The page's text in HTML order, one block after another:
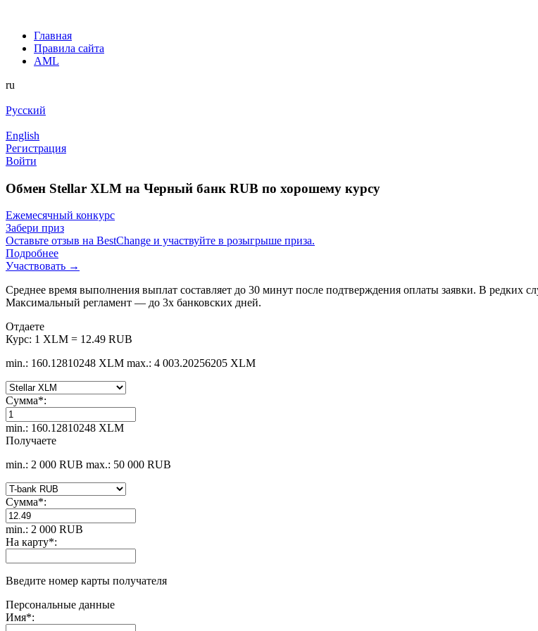
Главная
Правила сайта
AML
ru
Русский
English
Регистрация
Войти
Обмен Stellar XLM на Черный банк RUB по хорошему курсу
Ежемесячный конкурс
Забери приз
Оставьте отзыв на BestChange и участвуйте в розыгрыше приза.
Подробнее
Участвовать →
Среднее время выполнения выплат составляет до 30 минут после подтверждения оплаты заявки. В редких
Максимальный регламент — до 3х банковских дней.
Отдаете
Курс: 1 XLM = 12.49 RUB
min.: 160.12810248 XLM max.: 4 003.20256205 XLM
Сумма*:
min.: 160.12810248 XLM
Получаете
min.: 2 000 RUB max.: 50 000 RUB
Сумма*:
min.: 2 000 RUB
На карту*:
Введите номер карты получателя
Персональные данные
Имя*: